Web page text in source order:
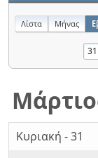
Λίστα Μήνας
Κυριακή - 31